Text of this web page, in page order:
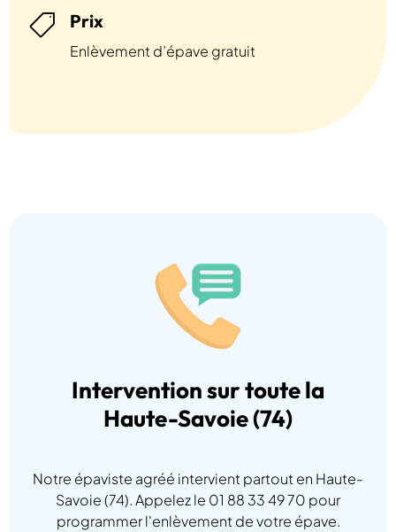
 Prix
Enlèvement d’épave gratuit
Intervention sur toute la
Haute-Savoie (74)
Notre épaviste agréé intervient partout en Haute-
Savoie (74). Appelez le 01 88 33 49 70 pour
programmer l'enlèvement de votre épave.